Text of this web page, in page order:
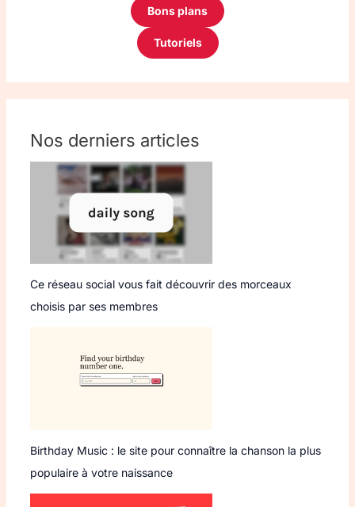
Bons plans
Tutoriels
Nos derniers articles
Ce réseau social vous fait découvrir des morceaux
choisis par ses membres
Birthday Music : le site pour connaître la chanson la plus
populaire à votre naissance